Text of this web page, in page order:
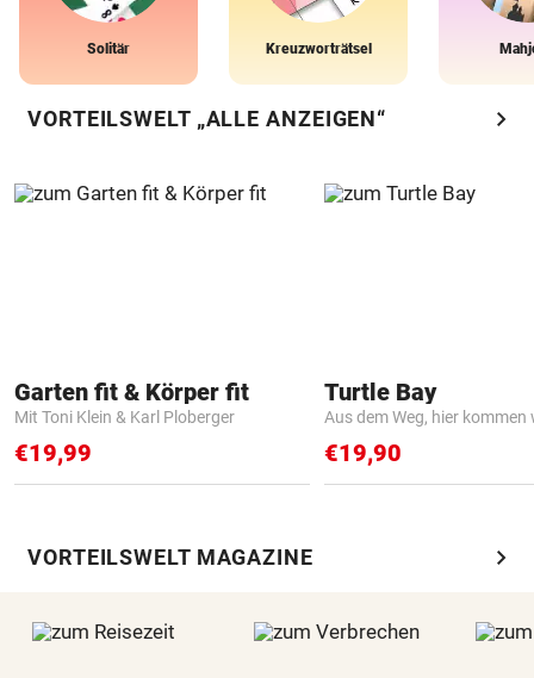
Solitär Kreuzworträtsel
VORTEILSWELT „ALLE ANZEIGEN“ chevron_right
Garten fit & Körper fit
Mit Toni Klein & Karl Ploberger
€19,99
Turtle Bay
Aus dem Weg, hier kommen
€19,90
VORTEILSWELT MAGAZINE chevron_right